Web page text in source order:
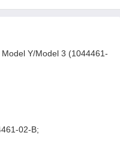
Model Y/Model 3 (1044461-
02-B;